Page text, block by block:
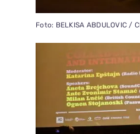
Foto: BELKISA ABDULOVIC /